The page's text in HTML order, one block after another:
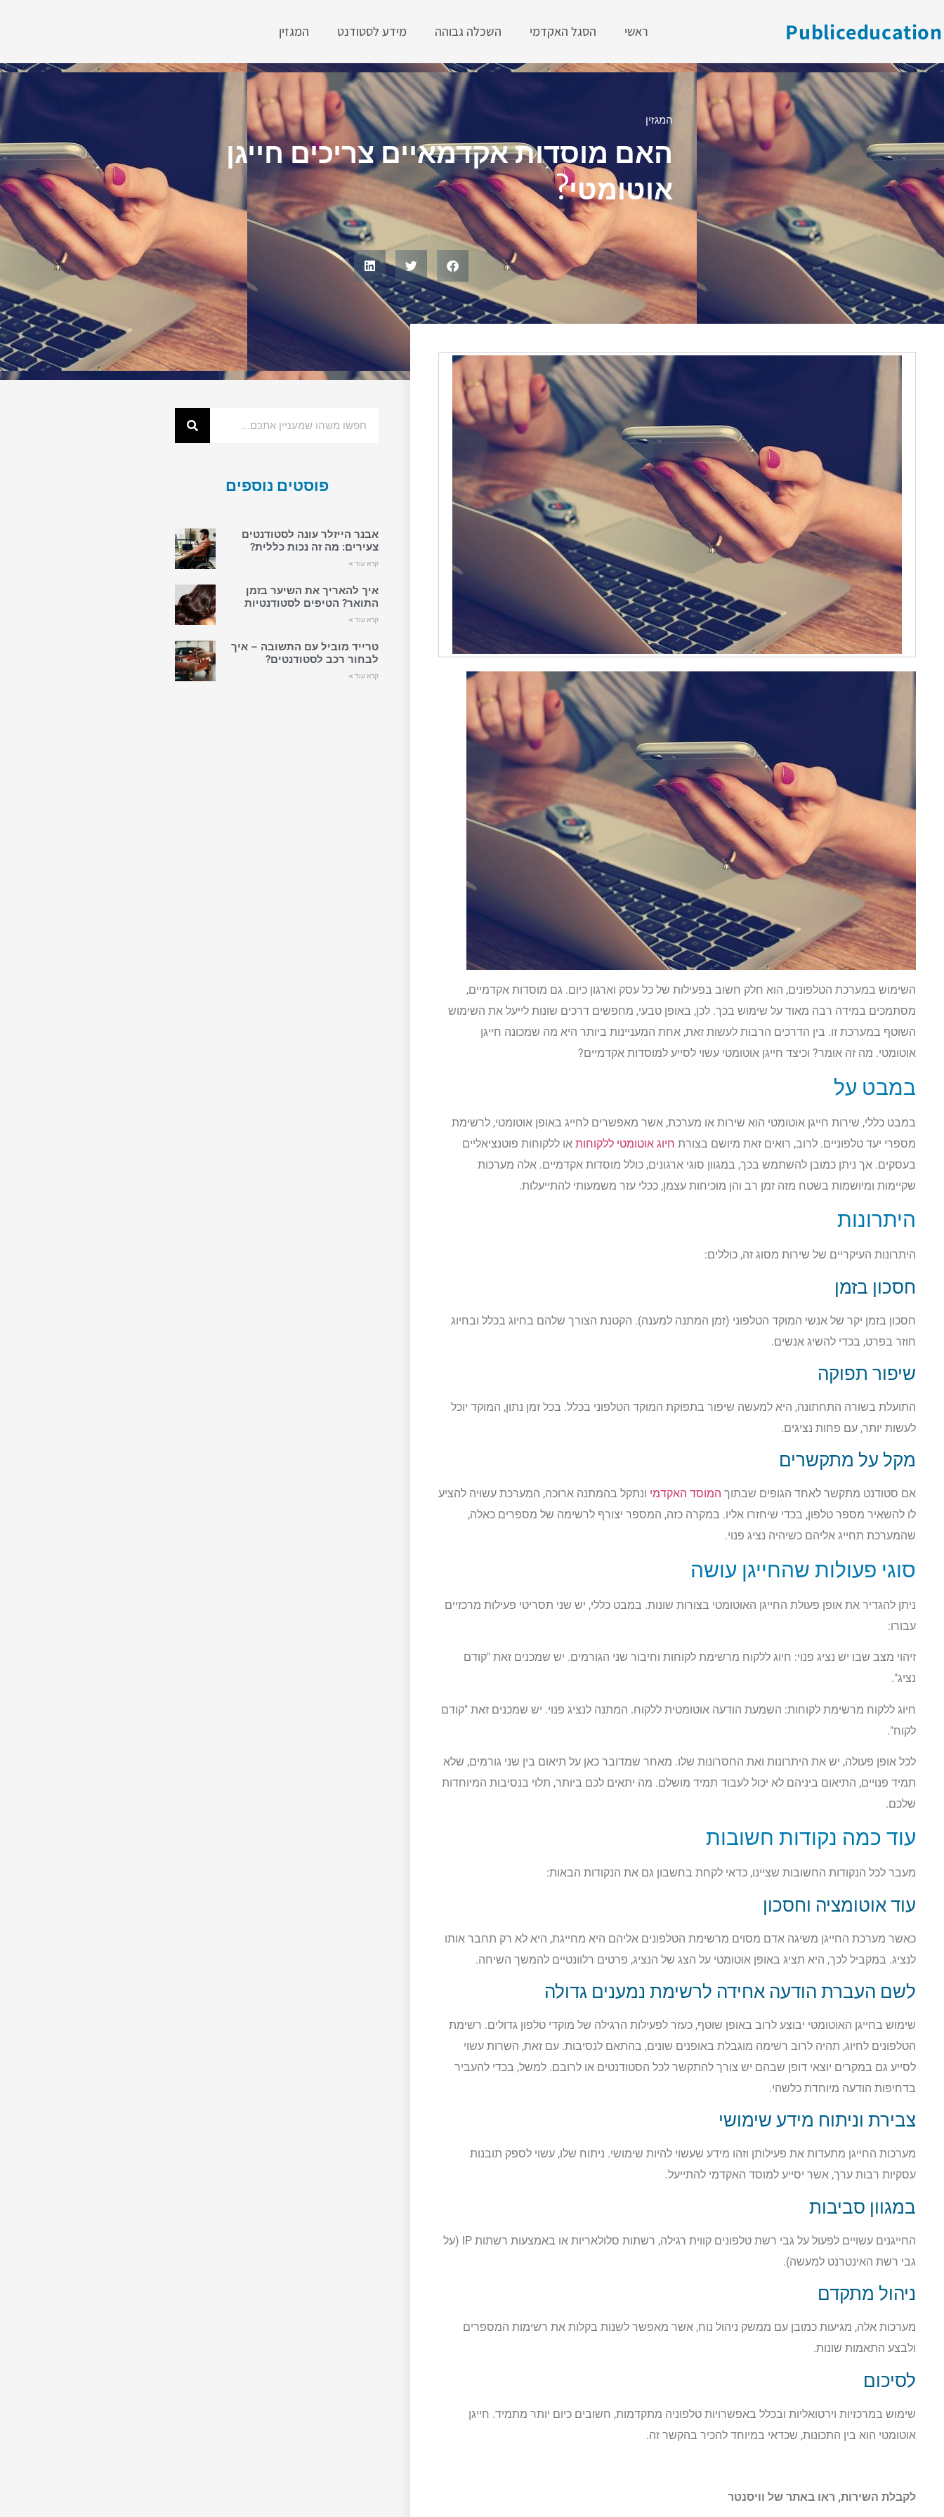
Publiceducation ראשי הסגל האקדמי השכלה גבוהה מידע לסטודנט המגזין
המגזין
האם מוסדות אקדמאיים צריכים חייגן
אוטומטי?
השימוש במערכת הטלפונים, הוא חלק חשוב בפעילות של כל עסק וארגון כיום. גם מוסדות אקדמיים,
מסתמכים במידה רבה מאוד על שימוש בכך. לכן, באופן טבעי, מחפשים דרכים שונות לייעל את השימוש
השוטף במערכת זו. בין הדרכים הרבות לעשות זאת, אחת המעניינות ביותר היא מה שמכונה חייגן
אוטומטי. מה זה אומר? וכיצד חייגן אוטומטי עשוי לסייע למוסדות אקדמיים?
במבט על
במבט כללי, שירות חייגן אוטומטי הוא שירות או מערכת, אשר מאפשרים לחייג באופן אוטומטי, לרשימת
מספרי יעד טלפוניים. לרוב, רואים זאת מיושם בצורת חיוג אוטומטי ללקוחות או ללקוחות פוטנציאליים
בעסקים. אך ניתן כמובן להשתמש בכך, במגוון סוגי ארגונים, כולל מוסדות אקדמיים. אלה מערכות
שקיימות ומיושמות בשטח מזה זמן רב והן מוכיחות עצמן, ככלי עזר משמעותי להתייעלות.
היתרונות
היתרונות העיקריים של שירות מסוג זה, כוללים:
חסכון בזמן
חסכון בזמן יקר של אנשי המוקד הטלפוני (זמן המתנה למענה). הקטנת הצורך שלהם בחיוג בכלל ובחיוג
חוזר בפרט, בכדי להשיג אנשים.
שיפור תפוקה
התועלת בשורה התחתונה, היא למעשה שיפור בתפוקת המוקד הטלפוני בכלל. בכל זמן נתון, המוקד יוכל
לעשות יותר, עם פחות נציגים.
מקל על מתקשרים
אם סטודנט מתקשר לאחד הגופים שבתוך המוסד האקדמי ונתקל בהמתנה ארוכה, המערכת עשויה להציע
לו להשאיר מספר טלפון, בכדי שיחזרו אליו. במקרה כזה, המספר יצורף לרשימה של מספרים כאלה,
שהמערכת תחייג אליהם כשיהיה נציג פנוי.
סוגי פעולות שהחייגן עושה
ניתן להגדיר את אופן פעולת החייגן האוטומטי בצורות שונות. במבט כללי, יש שני תסריטי פעילות מרכזיים
עבורו:
זיהוי מצב שבו יש נציג פנוי: חיוג ללקוח מרשימת לקוחות וחיבור שני הגורמים. יש שמכנים זאת "קודם
נציג".
חיוג ללקוח מרשימת לקוחות: השמעת הודעה אוטומטית ללקוח. המתנה לנציג פנוי. יש שמכנים זאת "קודם
לקוח".
לכל אופן פעולה, יש את היתרונות ואת החסרונות שלו. מאחר שמדובר כאן על תיאום בין שני גורמים, שלא
תמיד פנויים, התיאום ביניהם לא יכול לעבוד תמיד מושלם. מה יתאים לכם ביותר, תלוי בנסיבות המיוחדות
שלכם.
עוד כמה נקודות חשובות
מעבר לכל הנקודות החשובות שציינו, כדאי לקחת בחשבון גם את הנקודות הבאות:
עוד אוטומציה וחסכון
כאשר מערכת החייגן משיגה אדם מסוים מרשימת הטלפונים אליהם היא מחייגת, היא לא רק תחבר אותו
לנציג. במקביל לכך, היא תציג באופן אוטומטי על הצג של הנציג, פרטים רלוונטיים להמשך השיחה.
לשם העברת הודעה אחידה לרשימת נמענים גדולה
שימוש בחייגן האוטומטי יבוצע לרוב באופן שוטף, כעזר לפעילות הרגילה של מוקדי טלפון גדולים. רשימת
הטלפונים לחיוג, תהיה לרוב רשימה מוגבלת באופנים שונים, בהתאם לנסיבות. עם זאת, השרות עשוי
לסייע גם במקרים יוצאי דופן שבהם יש צורך להתקשר לכל הסטודנטים או לרובם. למשל, בכדי להעביר
בדחיפות הודעה מיוחדת כלשהי.
צבירת וניתוח מידע שימושי
מערכות החייגן מתעדות את פעילותן וזהו מידע שעשוי להיות שימושי. ניתוח שלו, עשוי לספק תובנות
עסקיות רבות ערך, אשר יסייע למוסד האקדמי להתייעל.
במגוון סביבות
החייגנים עשויים לפעול על גבי רשת טלפונים קווית רגילה, רשתות סלולאריות או באמצעות רשתות IP (על
גבי רשת האינטרנט למעשה).
ניהול מתקדם
מערכות אלה, מגיעות כמובן עם ממשק ניהול נוח, אשר מאפשר לשנות בקלות את רשימות המספרים
ולבצע התאמות שונות.
לסיכום
שימוש במרכזיות וירטואליות ובכלל באפשרויות טלפוניה מתקדמות, חשובים כיום יותר מתמיד. חייגן
אוטומטי הוא בין התכונות, שכדאי במיוחד להכיר בהקשר זה.
לקבלת השירות, ראו באתר של וויסנטר
פוסטים נוספים
אבנר הייזלר עונה לסטודנטים
צעירים: מה זה נכות כללית?
קרא עוד »
איך להאריך את השיער בזמן
התואר? הטיפים לסטודנטיות
קרא עוד »
טרייד מוביל עם התשובה – איך
לבחור רכב לסטודנטים?
קרא עוד »